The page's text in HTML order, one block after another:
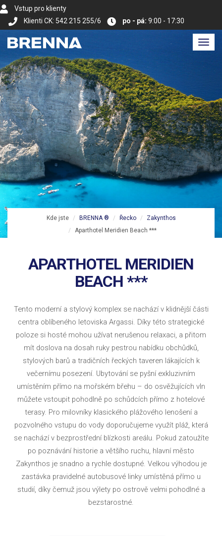
Vstup pro klienty
Klienti CK: 542 215 255/6
po - pá: 9:00 - 17:30
Kde jste BRENNA ® Řecko
Zakynthos
Aparthotel Meridien Beach ***
APARTHOTEL MERIDIEN
BEACH ***
Tento moderní a stylový komplex se nachází v klidnější části
centra oblíbeného letoviska Argassi. Díky této strategické
poloze si hosté mohou užívat nerušenou relaxaci, a přitom
mít doslova na dosah ruky pestrou nabídku obchůdků,
stylových barů a tradičních řeckých taveren lákajících k
večernímu posezení. Ubytování se pyšní exkluzivním
umístěním přímo na mořském břehu – do osvěžujících vln
můžete vstoupit pohodlně po schůdcích přímo z hotelové
terasy. Pro milovníky klasického plážového lenošení a
pozvolného vstupu do vody doporučujeme využít pláž, která
se nachází v bezprostřední blízkosti areálu. Pokud zatoužíte
po poznávání historie a většího ruchu, hlavní město
Zakynthos je snadno a rychle dostupné. Velkou výhodou je
zastávka pravidelné autobusové linky umístěná přímo u
studií, díky čemuž jsou výlety po ostrově velmi pohodlné a
bezstarostné.